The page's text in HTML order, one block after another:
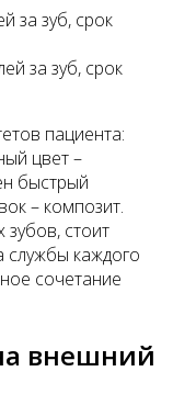
за зуб, срок
за зуб, срок
пациента:
цвет –
быстрый
– композит.
зубов, стоит
службы каждого
сочетание
внешний